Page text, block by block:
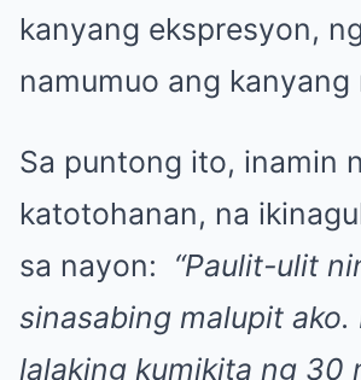
kanyang ekspresyon,
namumuo ang kanyang
Sa puntong ito, inamin
katotohanan, na
sa nayon: “Paulit-ulit
sinasabing malupit ako.
lalaking kumikita ng 30